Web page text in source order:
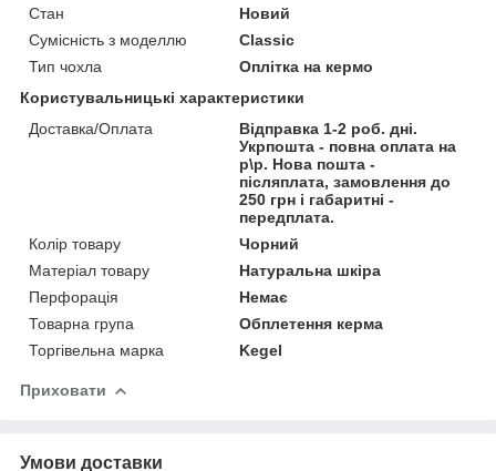
Стан
Новий
Сумісність з моделлю
Classic
Тип чохла
Оплітка на кермо
Користувальницькі характеристики
Доставка/Оплата
Відправка 1-2 роб. дні.
Укрпошта - повна оплата на
р\р. Нова пошта -
післяплата, замовлення до
250 грн і габаритні -
передплата.
Колір товару
Чорний
Матеріал товару
Натуральна шкіра
Перфорація
Немає
Товарна група
Обплетення керма
Торгівельна марка
Kegel
Приховати
Умови доставки